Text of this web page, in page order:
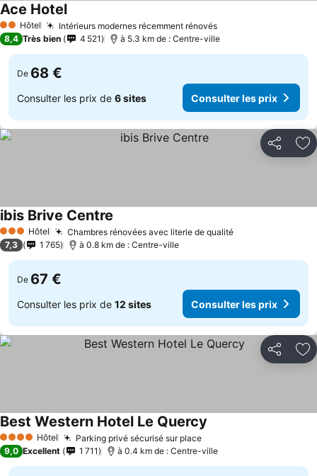
2 Étoiles
Hôtel Intérieurs modernes récemment rénovésConsulter les prix
Ace HotelConsulter les prix
8,4 Très bien 4 521 à 5.3 km de : Centre-ville
De 68 €
Consulter les prix de 6 sites Consulter les prix
Partager
3 ÉtoilesHôtel Chambres rénovées avec literie de qualitéConsulter les
ibis Brive Centre
7,3 1 765 à 0.8 km de : Centre-ville
De 67 €
Consulter les prix de 12 sites Consulter les prix
Partager
4 Étoiles Hôtel Parking privé sécurisé sur placeConsulter les prix
Best Western Hotel Le Quercy
9,0 Excellent 1 711 à 0.4 km de : Centre-ville